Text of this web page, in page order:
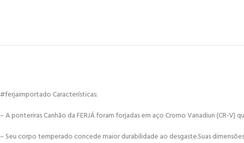
#ferjaimportado Características:
– A ponteriras Canhão da FERJÁ foram forjadas em aço Cromo Vanadiun (CR-
– Seu corpo temperado concede maior durabilidade ao desgaste.Suas